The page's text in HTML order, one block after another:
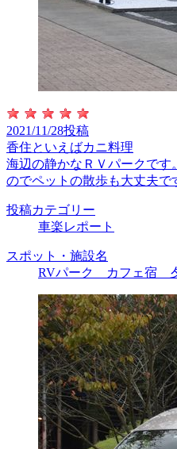
2021/11/28投稿
香住といえばカニ料理
海辺の静かなＲＶパークで
のでペットの散歩も大丈夫
投稿カテゴリー
車楽レポート
スポット・施設名
RVパーク カフェ宿